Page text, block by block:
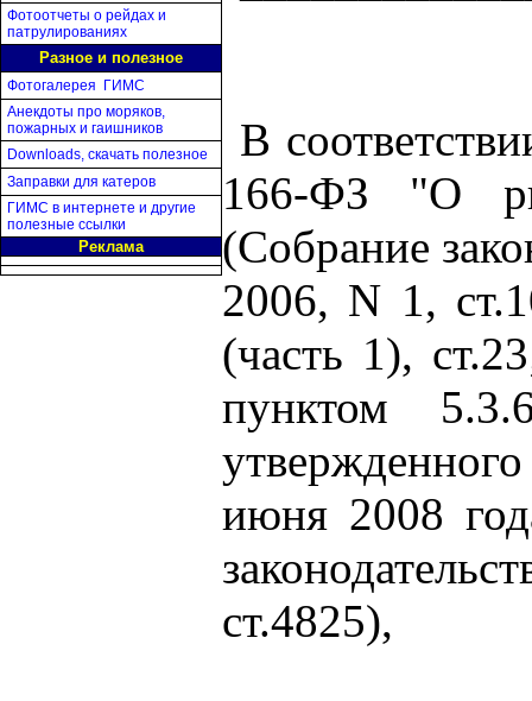
Фотоотчеты о рейдах и
патрулированиях
Разное и полезное
Фотогалерея ГИМС
Анекдоты про моряков,
пожарных и гаишников
Downloads, скачать полезное
Заправки для катеров
ГИМС в интернете и другие
полезные ссылки
Реклама
В
166-ФЗ "О
(Собрание
2006, N 1,
(часть 1),
пунктом
июня 2008
ст.4825),